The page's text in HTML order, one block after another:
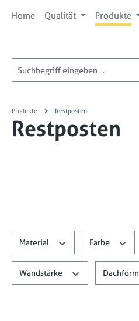
Hauptinhalt springen
Zur Suche springen
Zur Hauptnavigation springen
Home Qualität Produkte
Produkte Restposten
Restposten
Material Farbe
Wandstärke Dachform